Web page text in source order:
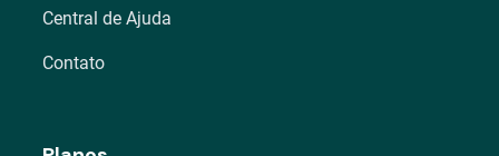
Central de Ajuda
Contato